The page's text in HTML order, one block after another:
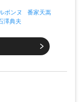
ボンヌ
番家天嵩
澤典夫